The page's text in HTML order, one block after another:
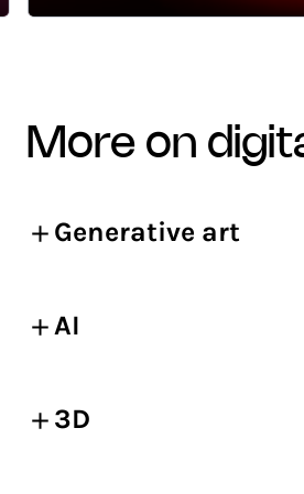
more on
Generative art
AI
3D